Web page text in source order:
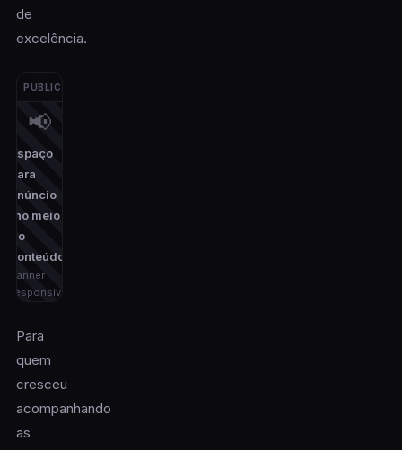
de
excelência.
PUBLICIDADE
📢
Espaço
para
anúncio
(no meio
do
conteúdo)
banner
responsivo
Para
quem
cresceu
acompanhando
as